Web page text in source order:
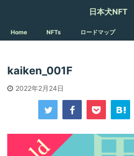
日本犬NFT
Home NFTs ロードマップ
kaiken_001F
2022年2月24日